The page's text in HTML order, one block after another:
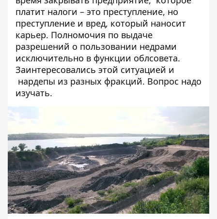
платит налоги – это преступление, но
преступление и вред, который наносит
карьер. Полномочия по выдаче
разрешений о пользовании недрами
исключительно в функции облсовета.
Заинтересовались этой ситуацией и
нардепы из разных фракций. Вопрос надо
изучать.